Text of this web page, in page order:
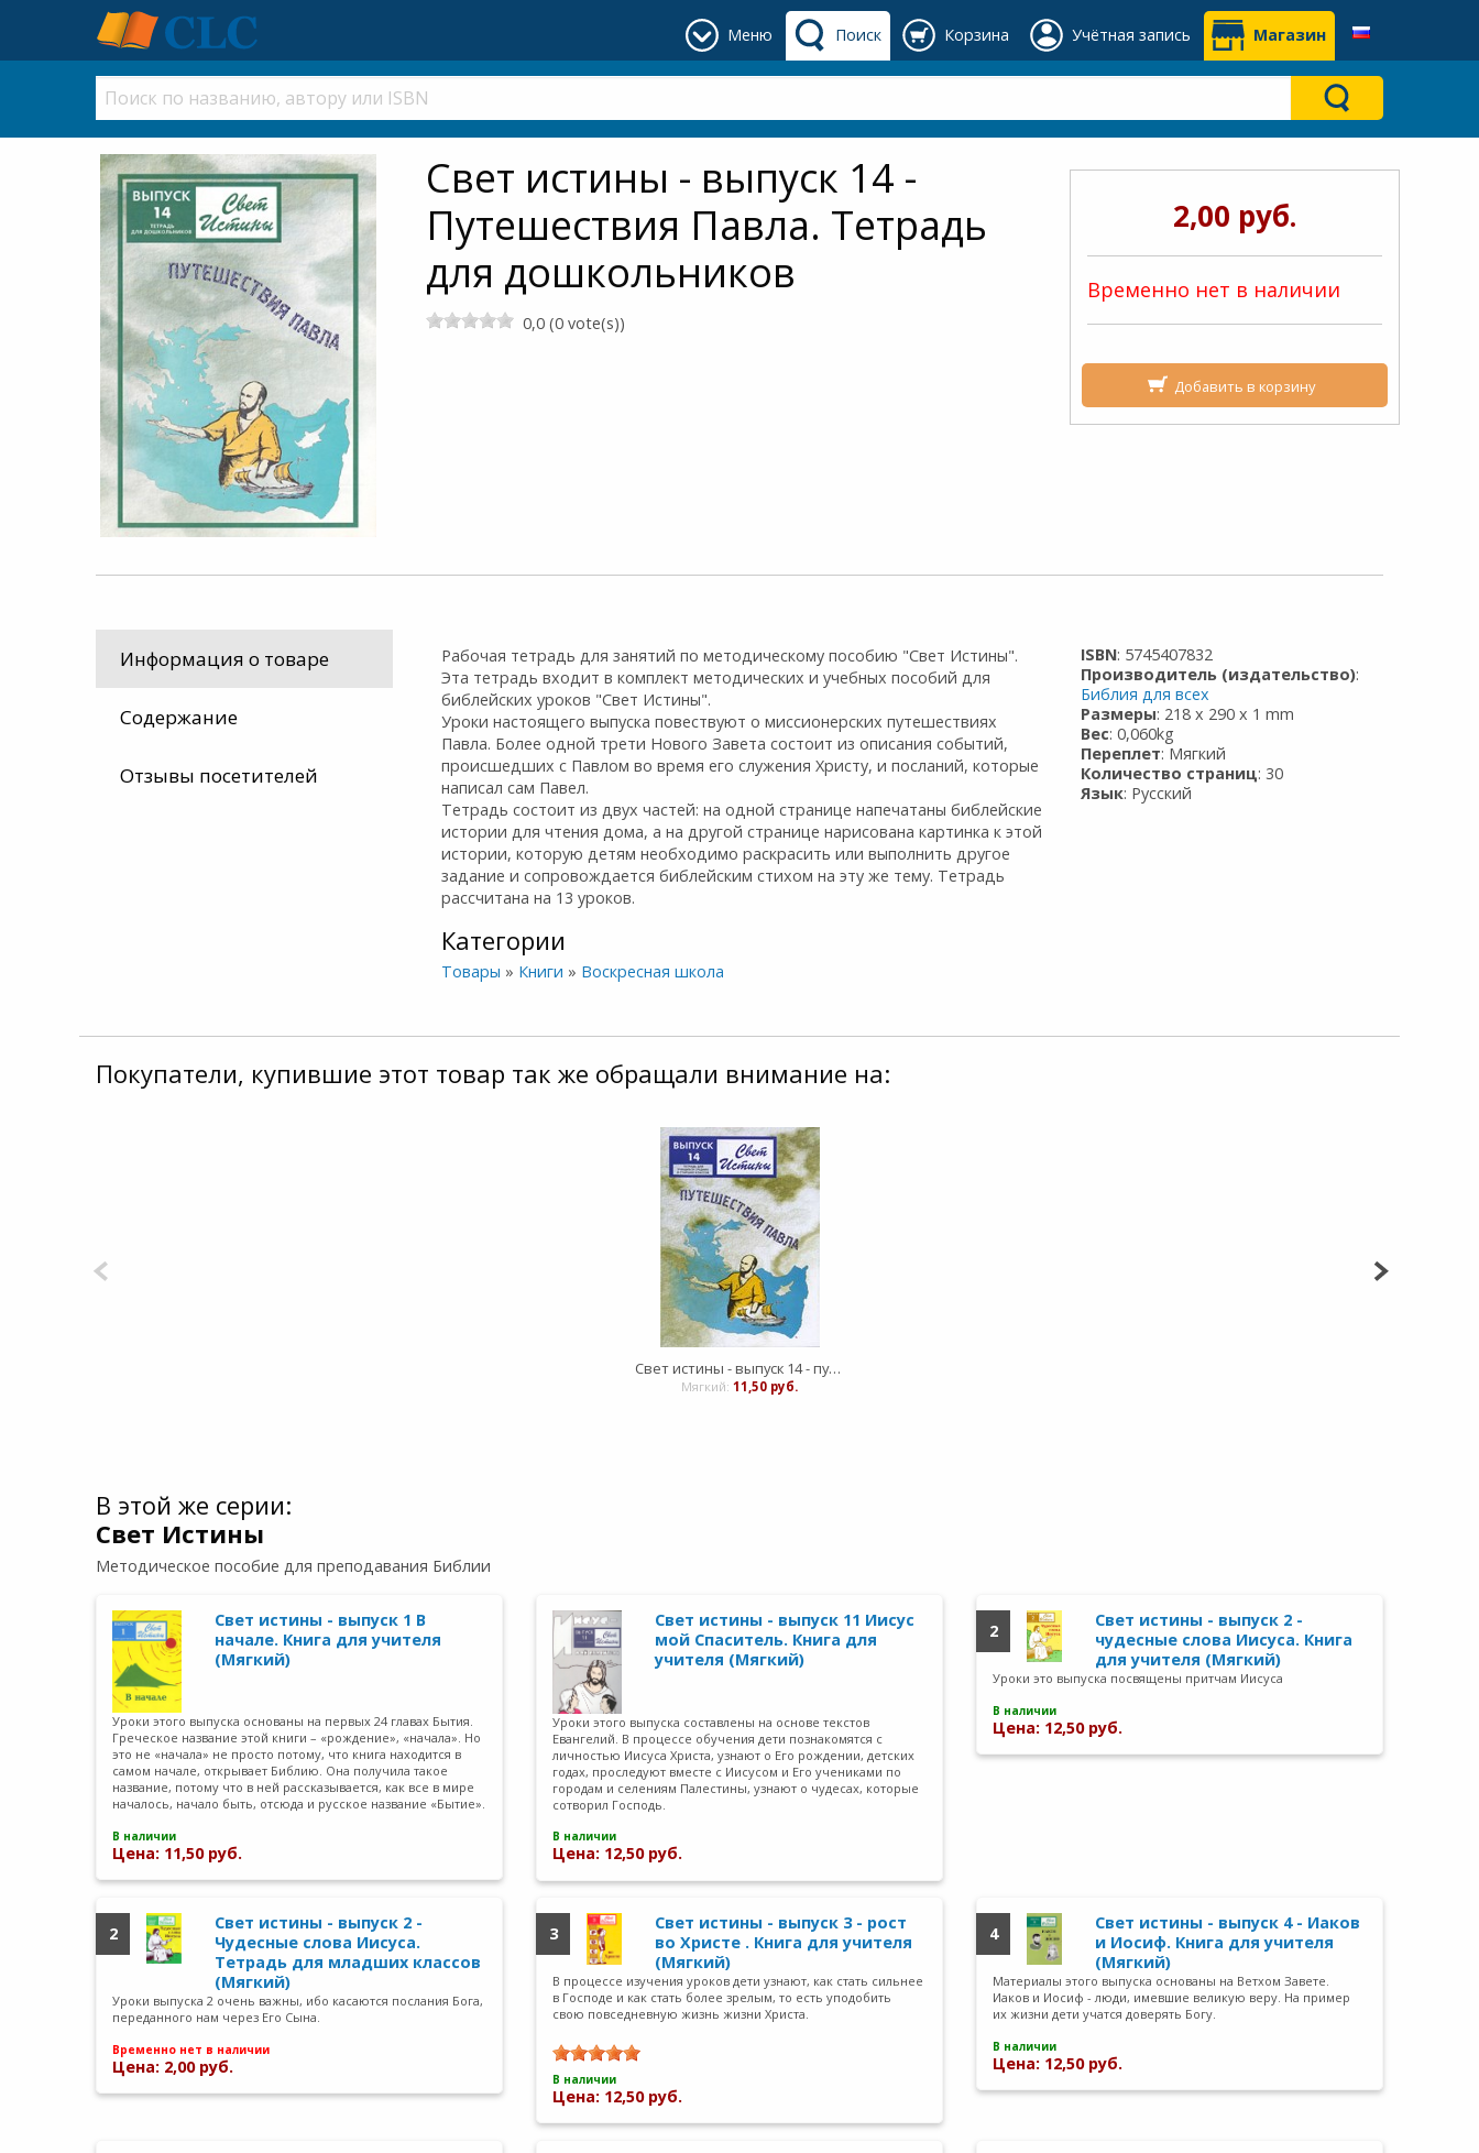
Меню Поиск Корзина Учётная запись Магазин
Свет истины - выпуск 14 -
Путешествия Павла. Тетрадь
для дошкольников
0,0 (0 vote(s))
2,00 руб.
Временно нет в наличии
Добавить в корзину
Информация о товаре
Содержание
Отзывы посетителей
Рабочая тетрадь для занятий по методическому пособию "Свет Истины".
Эта тетрадь входит в комплект методических и учебных пособий для
библейских уроков "Свет Истины".
Уроки настоящего выпуска повествуют о миссионерских путешествиях
Павла. Более одной трети Нового Завета состоит из описания событий,
происшедших с Павлом во время его служения Христу, и посланий, которые
написал сам Павел.
Тетрадь состоит из двух частей: на одной странице напечатаны библейские
истории для чтения дома, а на другой странице нарисована картинка к этой
истории, которую детям необходимо раскрасить или выполнить другое
задание и сопровождается библейским стихом на эту же тему. Тетрадь
рассчитана на 13 уроков.
Категории
Товары » Книги » Воскресная школа
ISBN: 5745407832
Производитель (издательство):
Библия для всех
Размеры: 218 x 290 x 1 mm
Вес: 0,060kg
Переплет: Мягкий
Количество страниц: 30
Язык: Русский
Покупатели, купившие этот товар так же обращали внимание на:
Свет истины - выпуск 14 - путешествия Павла. Книга для учителя
Мягкий: 11,50 руб.
В этой же серии:
Свет Истины
Методическое пособие для преподавания Библии
Свет истины - выпуск 1 В
начале. Книга для учителя
(Мягкий)
Уроки этого выпуска основаны на первых 24 главах Бытия.
Греческое название этой книги – «рождение», «начала». Но
это не «начала» не просто потому, что книга находится в
самом начале, открывает Библию. Она получила такое
название, потому что в ней рассказывается, как все в мире
началось, начало быть, отсюда и русское название «Бытие».
В наличии
Цена: 11,50 руб.
Свет истины - выпуск 11 Иисус
мой Спаситель. Книга для
учителя (Мягкий)
Уроки этого выпуска составлены на основе текстов
Евангелий. В процессе обучения дети познакомятся с
личностью Иисуса Христа, узнают о Его рождении, детских
годах, проследуют вместе с Иисусом и Его учениками по
городам и селениям Палестины, узнают о чудесах, которые
сотворил Господь.
В наличии
Цена: 12,50 руб.
2
Свет истины - выпуск 2 -
чудесные слова Иисуса. Книга
для учителя (Мягкий)
Уроки это выпуска посвящены притчам Иисуса
В наличии
Цена: 12,50 руб.
2
Свет истины - выпуск 2 -
Чудесные слова Иисуса.
Тетрадь для младших классов
(Мягкий)
Уроки выпуска 2 очень важны, ибо касаются послания Бога,
переданного нам через Его Сына.
Временно нет в наличии
Цена: 2,00 руб.
3
Свет истины - выпуск 3 - рост
во Христе . Книга для учителя
(Мягкий)
В процессе изучения уроков дети узнают, как стать сильнее
в Господе и как стать более зрелым, то есть уподобить
свою повседневную жизнь жизни Христа.
В наличии
Цена: 12,50 руб.
4
Свет истины - выпуск 4 - Иаков
и Иосиф. Книга для учителя
(Мягкий)
Материалы этого выпуска основаны на Ветхом Завете.
Иаков и Иосиф - люди, имевшие великую веру. На пример
их жизни дети учатся доверять Богу.
В наличии
Цена: 12,50 руб.